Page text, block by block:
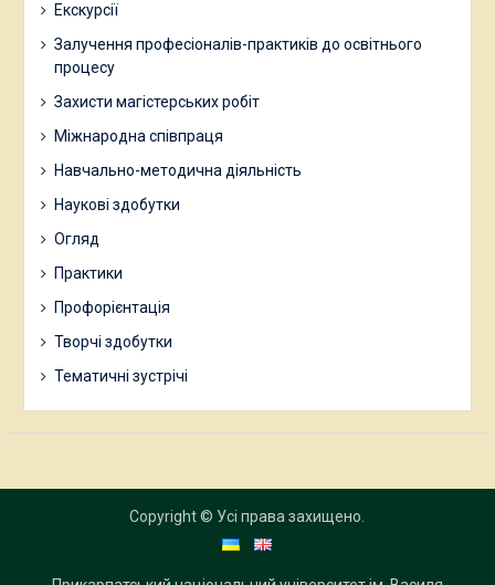
Екскурсії
Залучення професіоналів-практиків до освітнього
процесу
Захисти магістерських робіт
Міжнародна співпраця
Навчально-методична діяльність
Наукові здобутки
Огляд
Практики
Профорієнтація
Творчі здобутки
Тематичні зустрічі
Copyright © Усі права захищено.